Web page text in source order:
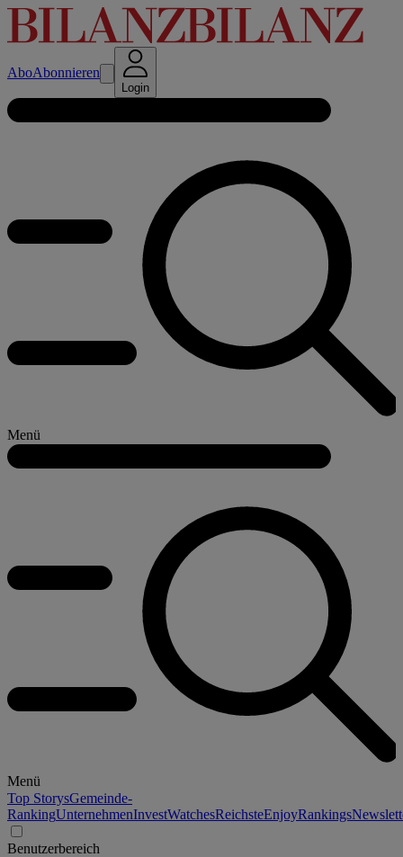
AboAbonnieren
Login
Menü
Menü
Top StorysGemeinde-
RankingUnternehmenInvestWatchesReichsteEnjoyRankings
Benutzerbereich